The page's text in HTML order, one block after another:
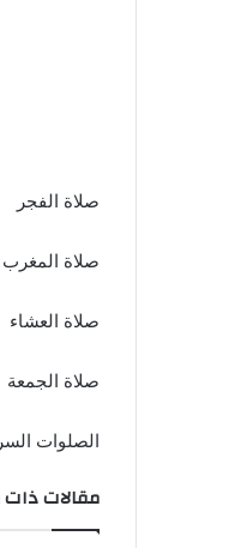
صلاة الفجر
صلاة المغرب
صلاة العشاء
صلاة الجمعة
الصلوات
مقالات